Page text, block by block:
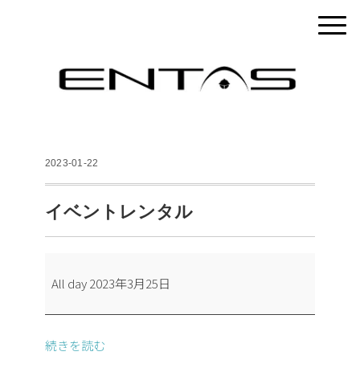
2023-01-22
イベントレンタル
ベ
ン
All day2023年3月25日
続きを読む